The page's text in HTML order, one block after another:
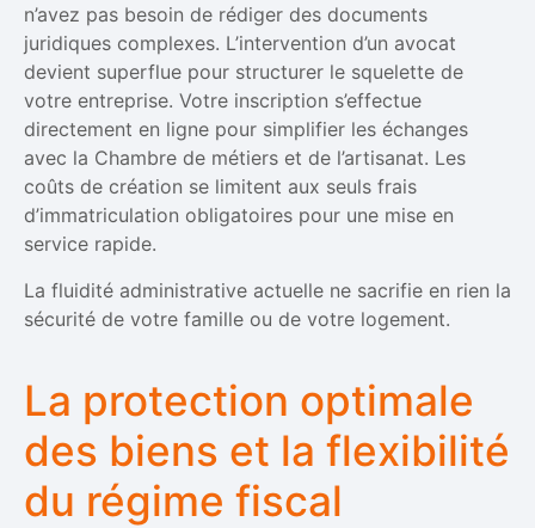
n’avez pas besoin de rédiger des documents
juridiques complexes. L’intervention d’un avocat
devient superflue pour structurer le squelette de
votre entreprise. Votre inscription s’effectue
directement en ligne pour simplifier les échanges
avec la Chambre de métiers et de l’artisanat. Les
coûts de création se limitent aux seuls frais
d’immatriculation obligatoires pour une mise en
service rapide.
La fluidité administrative actuelle ne sacrifie en rien la
sécurité de votre famille ou de votre logement.
La protection optimale
des biens et la flexibilité
du régime fiscal